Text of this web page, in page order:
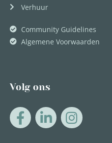
Verhuur
Community Guidelines
Algemene Voorwaarden
Volg ons